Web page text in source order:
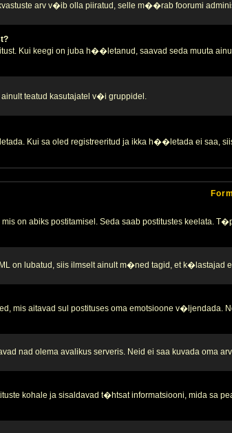
arv v�ib olla piiratud, selle m��rab foorumi
Kui keegi on juba h��letanud, saavad seda muuta
teatud kasutajatel v�i gruppidel.
Kui sa oled registreeritud ja ikka h��letada ei saa,
on abiks postitamisel. Seda saab postitustes keelata.
on lubatud, siis ilmselt ainult m�ned tagid, et k�lastajad
mis aitavad sul postituses oma emotsioone v�ljendada.
nad olema avalikus serveris. Neid ei saa kuvada oma
kohale ja sisaldavad t�htsat informatsiooni, mida sa